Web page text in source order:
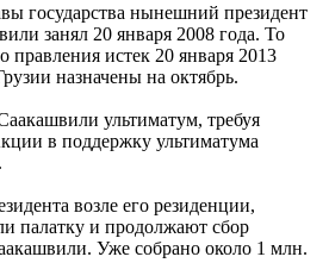
государства нынешний президент
занял 20 января 2008 года. То
правления истек 20 января 2013
назначены на октябрь.
ультиматум, требуя
в поддержку ультиматума
возле его резиденции,
палатку и продолжают сбор
Уже собрано около 1 млн.